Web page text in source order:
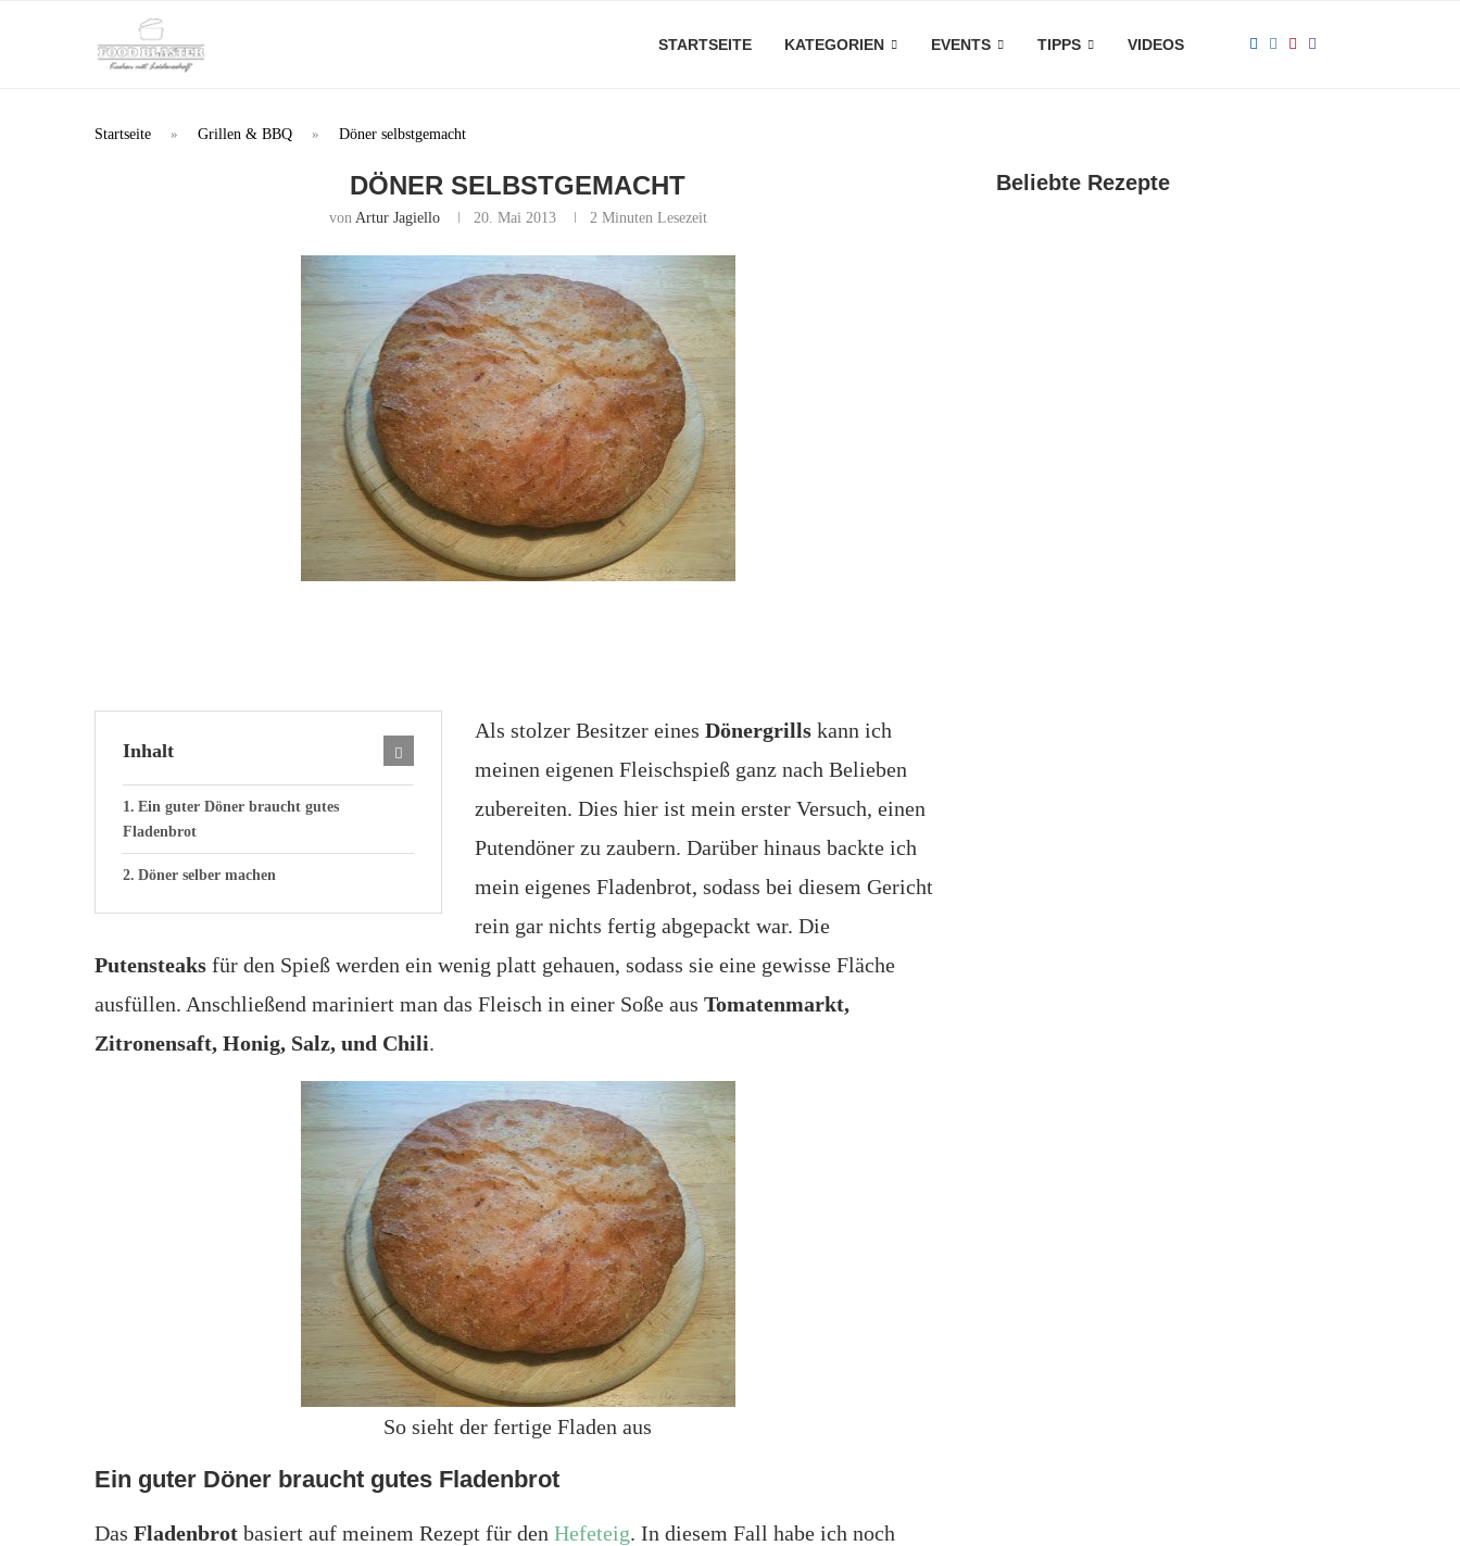
STARTSEITE KATEGORIEN EVENTS TIPPS VIDEOS
Startseite » Grillen & BBQ » Döner selbstgemacht
DÖNER SELBSTGEMACHT
von Artur Jagiello 20. Mai 2013 2 Minuten Lesezeit
Inhalt
Ein guter Döner braucht gutes
Fladenbrot
Döner selber machen
Als stolzer Besitzer eines Dönergrills kann ich
meinen eigenen Fleischspieß ganz nach Belieben
zubereiten. Dies hier ist mein erster Versuch, einen
Putendöner zu zaubern. Darüber hinaus backte ich
mein eigenes Fladenbrot, sodass bei diesem Gericht
rein gar nichts fertig abgepackt war. Die
Putensteaks für den Spieß werden ein wenig platt gehauen, sodass sie eine gewisse Fläche
ausfüllen. Anschließend mariniert man das Fleisch in einer Soße aus Tomatenmarkt,
Zitronensaft, Honig, Salz, und Chili.
So sieht der fertige Fladen aus
Ein guter Döner braucht gutes Fladenbrot
Das Fladenbrot basiert auf meinem Rezept für den Hefeteig. In diesem Fall habe ich noch
Beliebte Rezepte